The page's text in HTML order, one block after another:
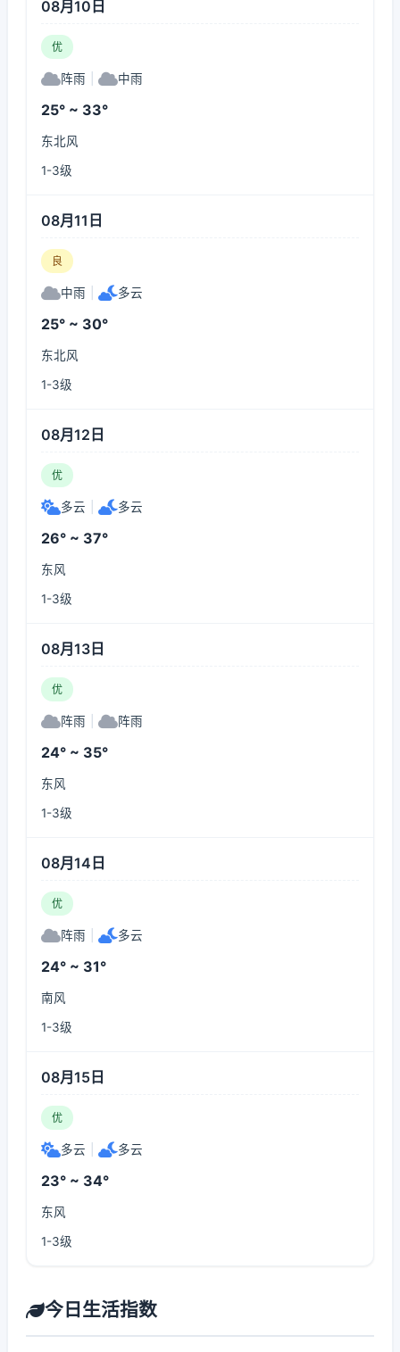
08月10日
优
阵雨 中雨
25° ~ 33°
东北风
1-3级
08月11日
良
中雨 多云
25° ~ 30°
东北风
1-3级
08月12日
优
多云 多云
26° ~ 37°
东风
1-3级
08月13日
优
阵雨 阵雨
24° ~ 35°
东风
1-3级
08月14日
优
阵雨 多云
24° ~ 31°
南风
1-3级
08月15日
优
多云 多云
23° ~ 34°
东风
1-3级
今日生活指数